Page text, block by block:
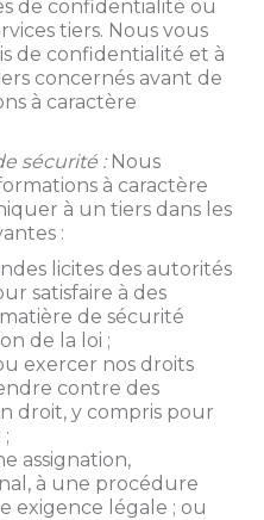
de confidentialité ou
tiers. Nous vous
de confidentialité et à
concernés avant de
à caractère
sécurité :Nous
à caractère
à un tiers dans les
:
licites des autorités
satisfaire à des
de sécurité
de la loi ;
exercer nos droits
contre des
droit, y compris pour
assignation,
à une procédure
exigence légale ; ou